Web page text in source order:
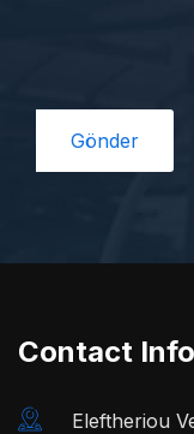
Contact Info
Eleftheriou